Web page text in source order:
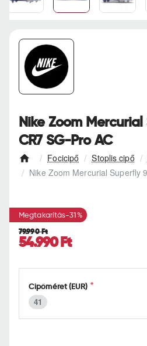
o
e
Focicipő Stoplis cipő
Nike Zoom Mercurial Superfly
Nike Zoom
CR7 SG-Pro AC
Megtakarítás-31%
54.990 Ft
79.990 Ft
Cipőméret (EUR)
41